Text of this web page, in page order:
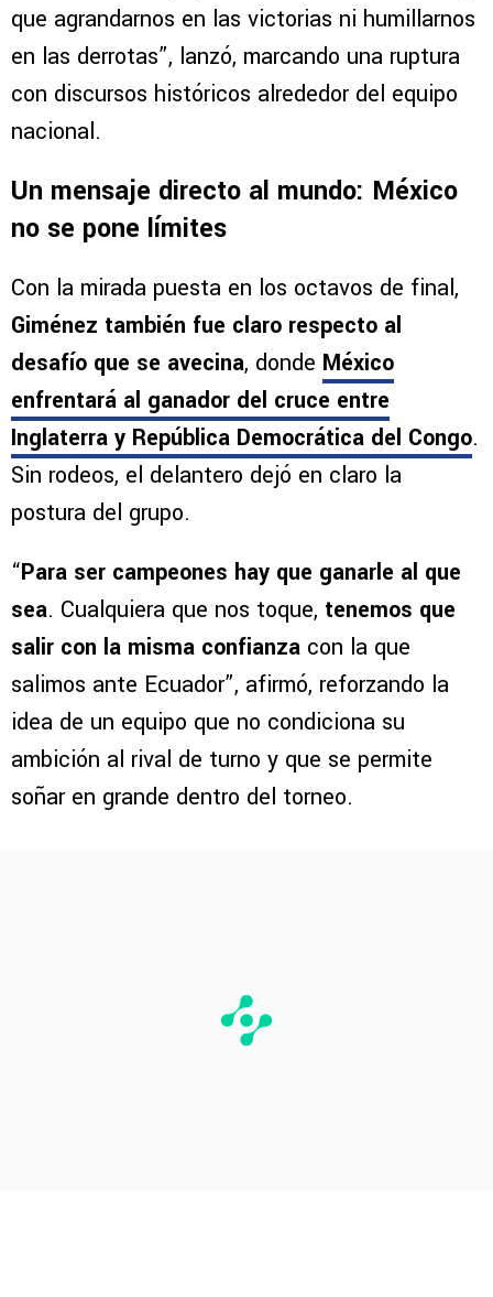
que agrandarnos en las victorias ni humillarnos
en las derrotas”, lanzó, marcando una ruptura
con discursos históricos alrededor del equipo
nacional.
Un mensaje directo al mundo: México
no se pone límites
Con la mirada puesta en los octavos de final,
Giménez también fue claro respecto al
desafío que se avecina, donde México
enfrentará al ganador del cruce entre
Inglaterra y República Democrática del Congo.
Sin rodeos, el delantero dejó en claro la
postura del grupo.
“Para ser campeones hay que ganarle al que
sea. Cualquiera que nos toque, tenemos que
salir con la misma confianza con la que
salimos ante Ecuador”, afirmó, reforzando la
idea de un equipo que no condiciona su
ambición al rival de turno y que se permite
soñar en grande dentro del torneo.